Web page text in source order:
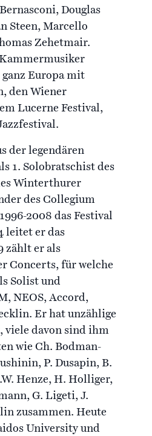
Douglas
Steen, Marcello
Zehetmair.
Europa mit
den Wiener
Lucerne Festival,
der legendären
1. Solobratschist des
Winterthurer
des Collegium
2008 das Festival
leitet er das
zählt er als
Concerts, für welche
Solist und
NEOS, Accord,
Er hat unzählige
viele davon sind ihm
wie Ch. Bodman-
P. Dusapin, B.
Henze, H. Holliger,
G. Ligeti, J.
zusammen. Heute
University und